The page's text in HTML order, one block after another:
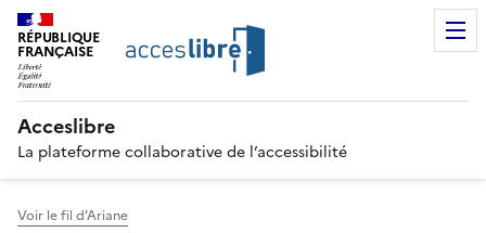
RÉPUBLIQUE
FRANÇAISE
Acceslibre
La plateforme collaborative de l’accessibilité
Voir le fil d'Ariane